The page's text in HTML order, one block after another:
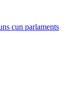
cun parlaments